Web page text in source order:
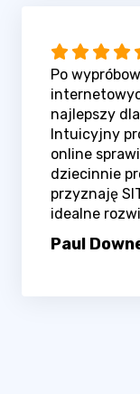
Po
najlepszy
Intuicyjny
online
dziecinnie
przyznaję
idealne
Paul